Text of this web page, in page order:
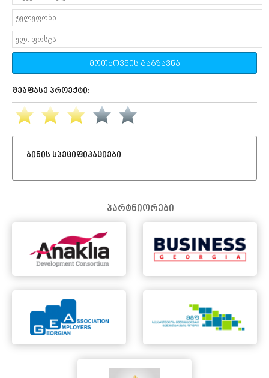
მოთხოვნის გაგზავნა
შეაფასე პროექტი:
ბინის სპეციფიკაციები
პარტნიორები